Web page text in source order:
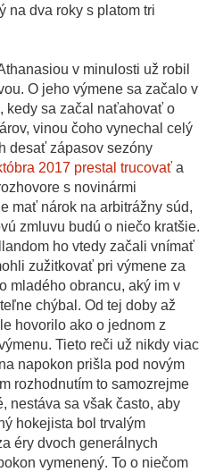
na dva roky s platom tri
v minulosti už robil
O jeho výmene sa začalo v
kedy sa začal naťahovať o
vinou čoho vynechal celý
desať zápasov sezóny
2017 prestal trucovať a
s novinármi
mať nárok na arbitrážny súd,
zmluvu budú o niečo kratšie.
ho vtedy začali vnímať
zužitkovať pri výmene za
mladého obrancu, aký im v
chýbal. Od tej doby až
hovorilo ako o jednom z
Tieto reči už nikdy viac
napokon prišla pod novým
rozhodnutím to samozrejme
nestáva sa však často, aby
hokejista bol trvalým
éry dvoch generálnych
vymenený. To o niečom